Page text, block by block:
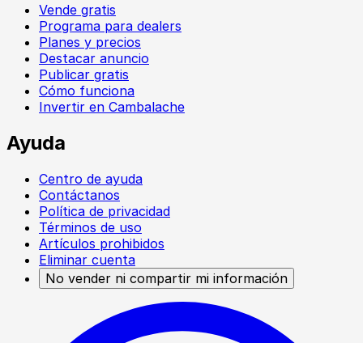
Vende gratis
Programa para dealers
Planes y precios
Destacar anuncio
Publicar gratis
Cómo funciona
Invertir en Cambalache
Ayuda
Centro de ayuda
Contáctanos
Política de privacidad
Términos de uso
Artículos prohibidos
Eliminar cuenta
No vender ni compartir mi información